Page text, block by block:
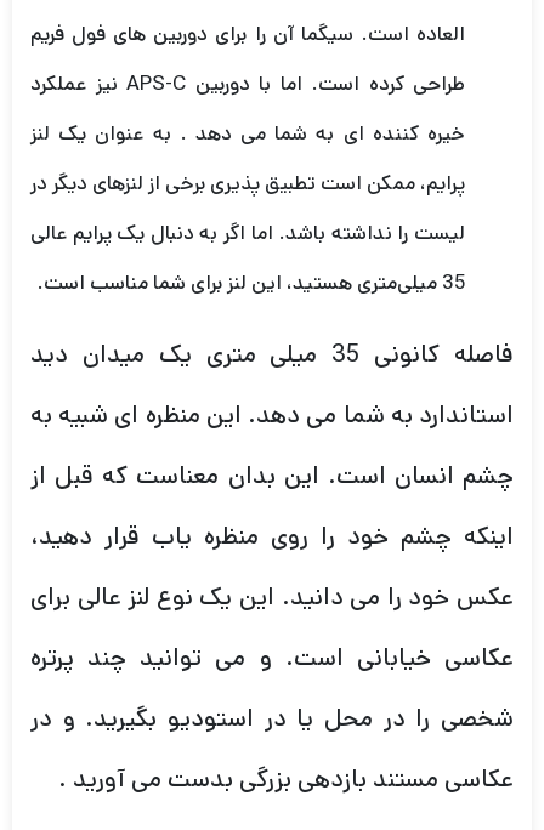
العاده است. سیگما آن را برای دوربین های فول فریم
طراحی کرده است. اما با دوربین APS-C نیز عملکرد
خیره کننده ای به شما می دهد . به عنوان یک لنز
پرایم، ممکن است تطبیق پذیری برخی از لنزهای دیگر در
لیست را نداشته باشد. اما اگر به دنبال یک پرایم عالی
35 میلی‌متری هستید، این لنز برای شما مناسب است.
فاصله کانونی 35 میلی متری یک میدان دید
استاندارد به شما می دهد. این منظره ای شبیه به
چشم انسان است. این بدان معناست که قبل از
اینکه چشم خود را روی منظره یاب قرار دهید،
عکس خود را می دانید. این یک نوع لنز عالی برای
عکاسی خیابانی است. و می توانید چند پرتره
شخصی را در محل یا در استودیو بگیرید. و در
عکاسی مستند بازدهی بزرگی بدست می آورید .